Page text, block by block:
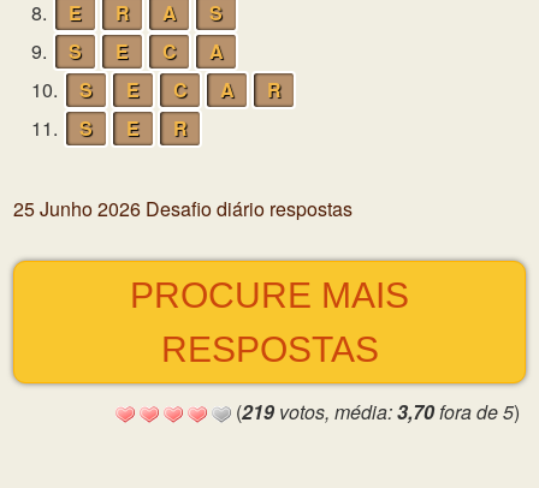
8.
E R A
S
9.
S E C
A
10.
S E C A
R
11.
S E R
25 Junho 2026 Desafio diário respostas
PROCURE MAIS
RESPOSTAS
(219 votos, média:3,70fora de 5)